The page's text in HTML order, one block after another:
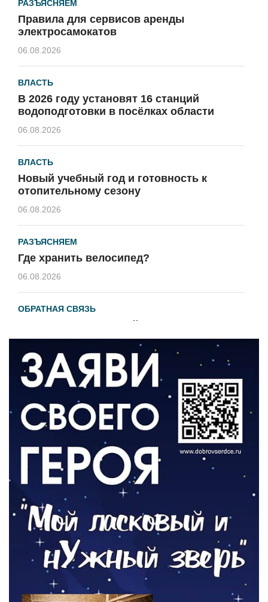
РАЗЪЯСНЯЕМ
Правила для сервисов аренды
электросамокатов
06.08.2026
ВЛАСТЬ
В 2026 году установят 16 станций
водоподготовки в посёлках области
06.08.2026
ВЛАСТЬ
Новый учебный год и готовность к
отопительному сезону
06.08.2026
РАЗЪЯСНЯЕМ
Где хранить велосипед?
06.08.2026
ОБРАТНАЯ СВЯЗЬ
Администрация онлайн
ВЛАСТЬ
День памяти и «Симфония народов»
06.08.2026
Новый настил на экотропе
05.08.2026